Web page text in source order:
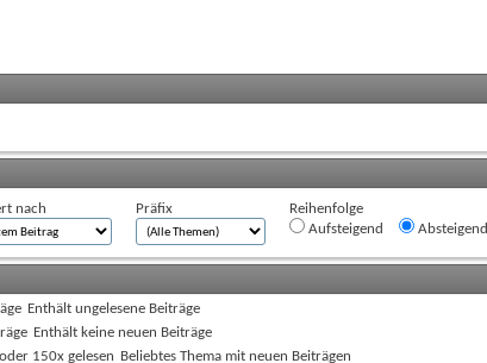
nach Präfix
Reihenfolge
Aufsteigend
Absteigend
Enthält ungelesene Beiträge
Enthält keine neuen Beiträge
Beliebtes Thema mit neuen Beiträgen